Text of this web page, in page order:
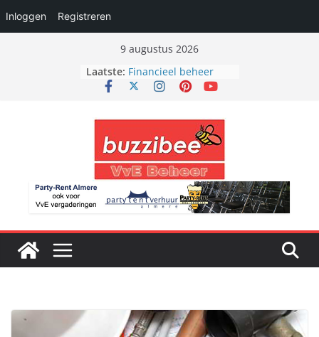
Inloggen Registreren
9 augustus 2026
Laatste: Financieel beheer
VvE totaal beheer
Bouwkundig beheer